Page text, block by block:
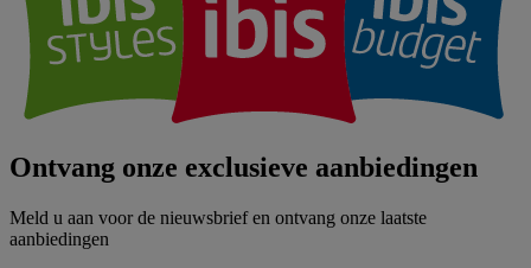
Ontvang onze exclusieve aanbiedingen
Meld u aan voor de nieuwsbrief en ontvang onze laatste
aanbiedingen